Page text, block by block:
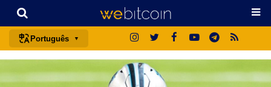
Português
português (BR)
english